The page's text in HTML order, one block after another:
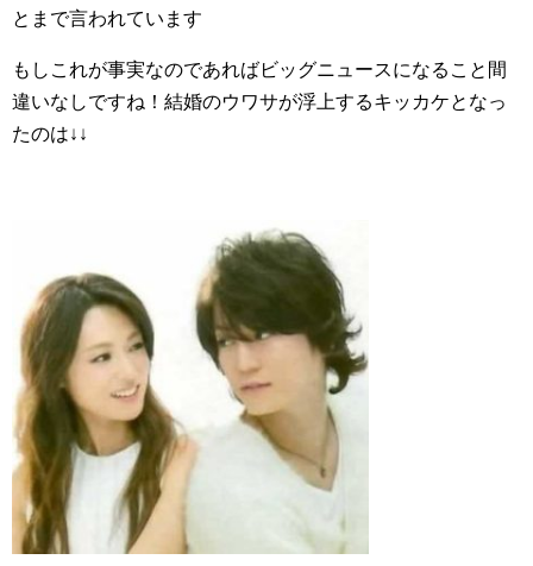
とまで言われています
もしこれが事実なのであればビッグニュースになること間
違いなしですね！結婚のウワサが浮上するキッカケとなっ
たのは↓↓